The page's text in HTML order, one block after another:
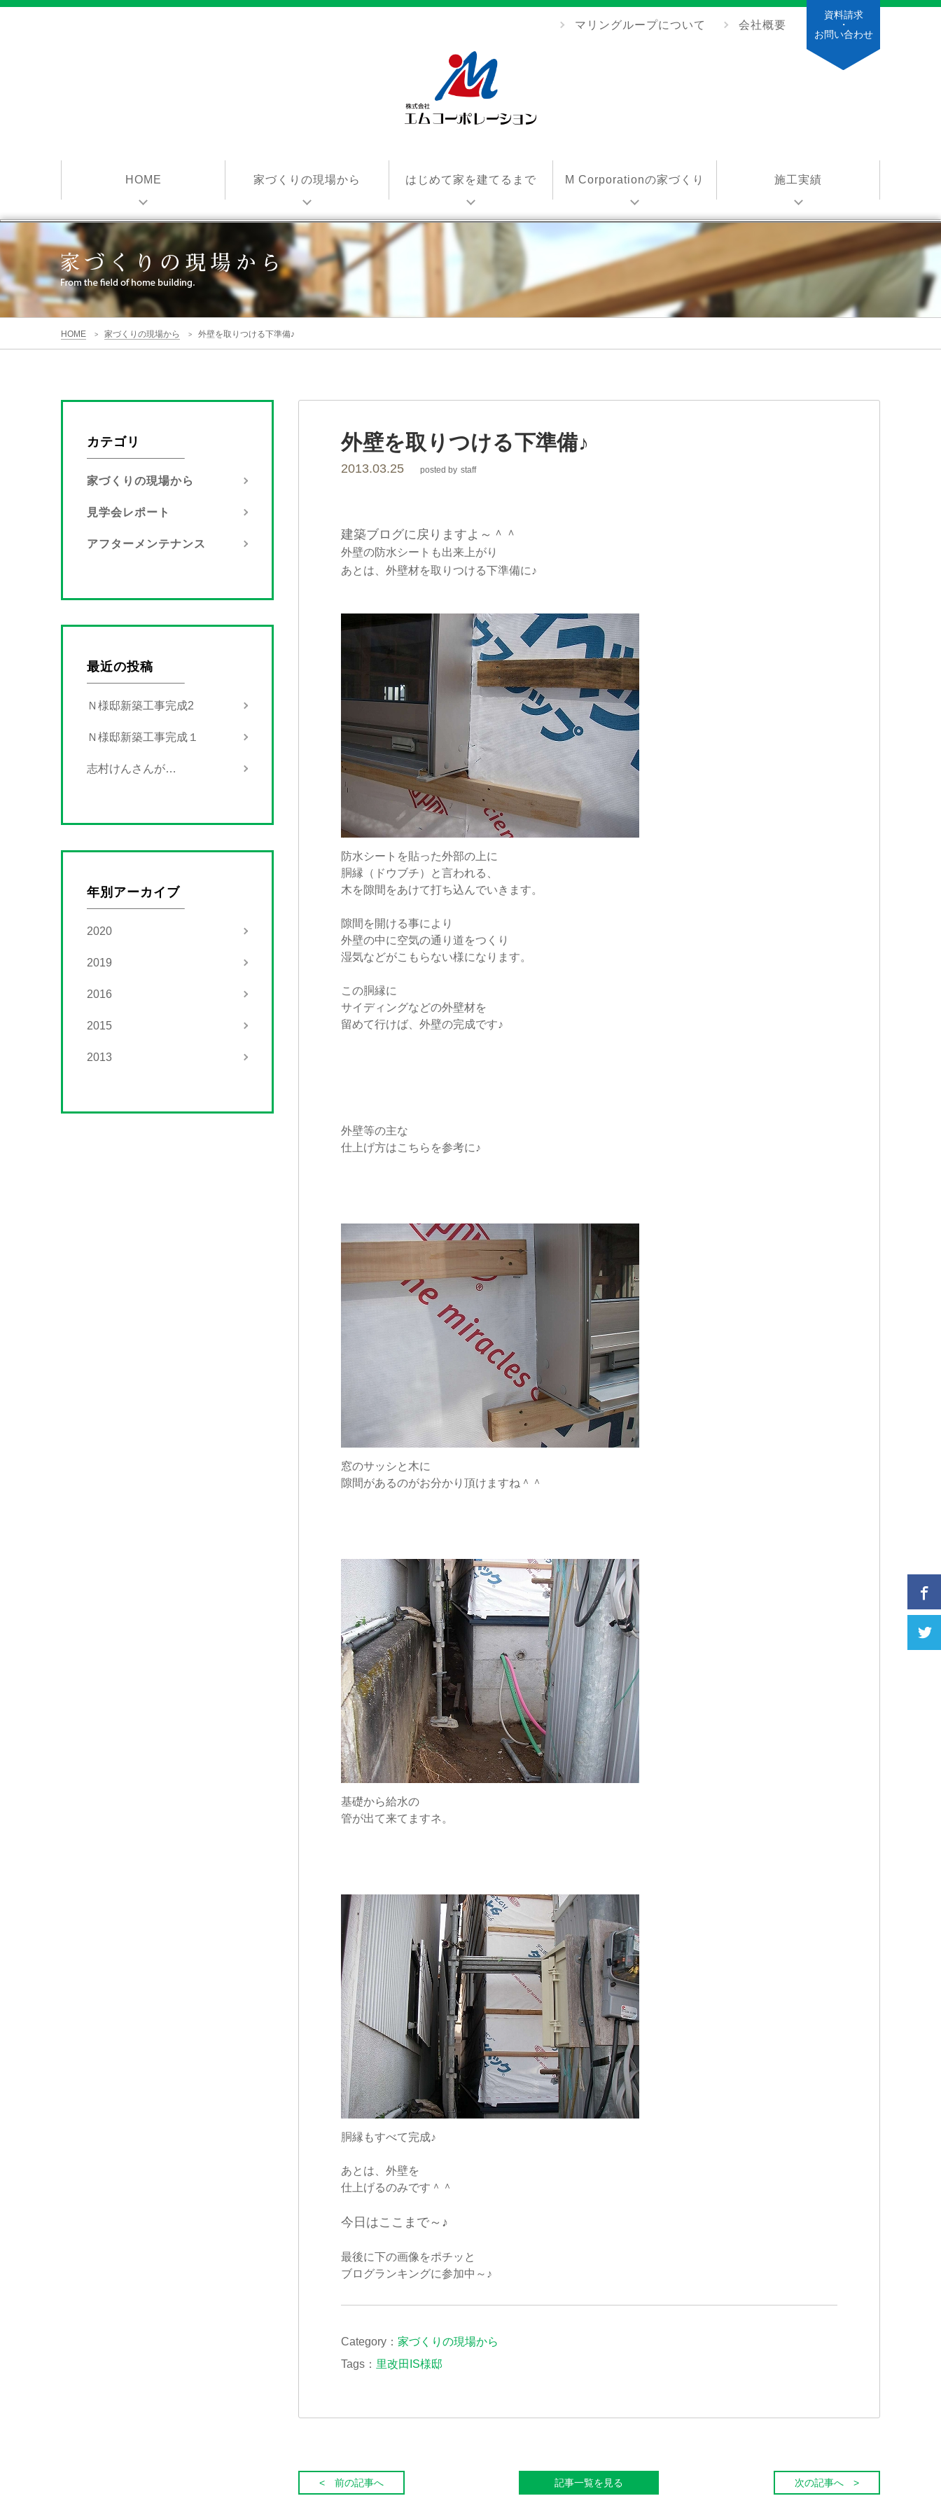
資料請求
・
お問い合わせ
マリングループについて 会社概要
コ
ー
ポ
シ
ョ
ン
HOME 家づくりの現場から はじめて家を建てるまで M Corporationの家づくり 施工実績
HOME > 家づくりの現場から > 外壁を取りつける下準備♪
外壁を取りつける下準備♪
2013.03.25 posted by staff
建築ブログに戻りますよ～＾＾
外壁の防水シートも出来上がり
あとは、外壁材を取りつける下準備に♪
防水シートを貼った外部の上に
胴縁（ドウブチ）と言われる、
木を隙間をあけて打ち込んでいきます。
隙間を開ける事により
外壁の中に空気の通り道をつくり
湿気などがこもらない様になります。
この胴縁に
サイディングなどの外壁材を
留めて行けば、外壁の完成です♪
外壁等の主な
仕上げ方はこちらを参考に♪
窓のサッシと木に
隙間があるのがお分かり頂けますね＾＾
基礎から給水の
管が出て来てますネ。
胴縁もすべて完成♪
あとは、外壁を
仕上げるのみです＾＾
今日はここまで～♪
最後に下の画像をポチッと
ブログランキングに参加中～♪
Category：家づくりの現場から
Tags： 里改田IS様邸
< 前の記事へ 記事一覧を見る 次の記事へ >
カテゴリ
家づくりの現場から
見学会レポート
アフターメンテナンス
最近の投稿
Ｎ様邸新築工事完成2
Ｎ様邸新築工事完成１
志村けんさんが…
年別アーカイブ
2020
2019
2016
2015
2013